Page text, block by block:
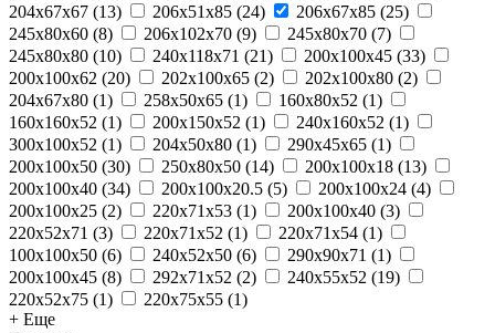
204x67x67 (13) 206x51x85 (24) 206x67x85 (25)
245x80x60 (8) 206x102x70 (9) 245x80x70 (7)
245x80x80 (10) 240x118x71 (21) 200x100x45 (33)
200x100x62 (20) 202x100x65 (2) 202x100x80 (2)
204x67x80 (1) 258x50x65 (1) 160x80x52 (1)
160x160x52 (1) 200x150x52 (1) 240x160x52 (1)
300x100x52 (1) 204x50x80 (1) 290х45х65 (1)
200x100x50 (30) 250х80х50 (14) 200x100x18 (13)
200x100x40 (34) 200x100x20.5 (5) 200x100x24 (4)
200x100x25 (2) 220x71x53 (1) 200х100х40 (3)
220x52x71 (3) 220x71x52 (1) 220x71x54 (1)
100x100x50 (6) 240x52x50 (6) 290x90x71 (1)
200х100х45 (8) 292x71x52 (2) 240x55x52 (19)
220x52x75 (1) 220x75x55 (1)
+ Еще